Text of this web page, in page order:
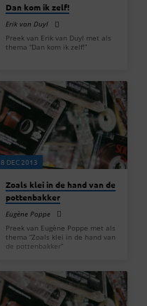
Dan kom ik zelf!
Erik van Duyl
Preek van Erik van Duyl met als
thema “Dan kom ik zelf!”
8 DEC 2013
Zoals klei in de hand van de
pottenbakker
Eugène Poppe
Preek van Eugène Poppe met als
thema “Zoals klei in de hand van
de pottenbakker”